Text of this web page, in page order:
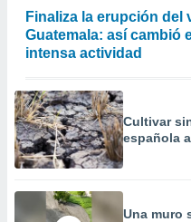
Finaliza la erupción del
Guatemala: así cambió
intensa actividad
Cultivar
española
Una muro